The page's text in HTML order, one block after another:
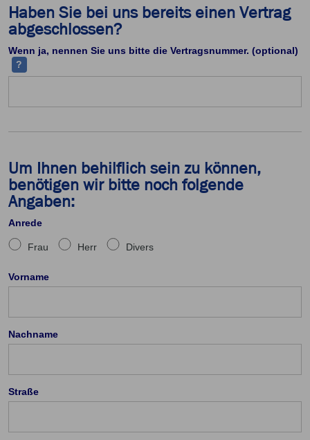
Haben Sie bei uns bereits einen Vertrag
abgeschlossen?
Wenn ja, nennen Sie uns bitte die Vertragsnummer. (optional)
?
Um Ihnen behilflich sein zu können,
benötigen wir bitte noch folgende
Angaben:
Anrede
Frau Herr Divers
Vorname
Nachname
Straße